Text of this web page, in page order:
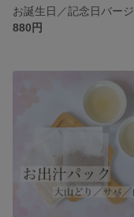
880円